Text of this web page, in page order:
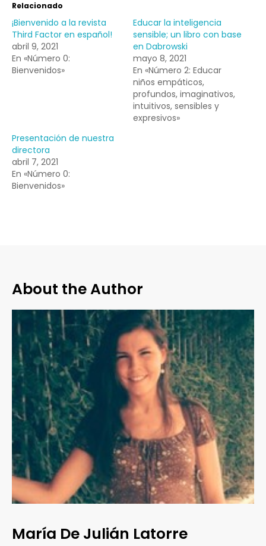
Relacionado
¡Bienvenido a la revista
Third Factor en español!
abril 9, 2021
En «Número 0:
Bienvenidos»
Educar la inteligencia
sensible; un libro con base
en Dabrowski
mayo 8, 2021
En «Número 2: Educar
niños empáticos,
profundos, imaginativos,
intuitivos, sensibles y
expresivos»
Presentación de nuestra
directora
abril 7, 2021
En «Número 0:
Bienvenidos»
About the Author
María De Julián Latorre